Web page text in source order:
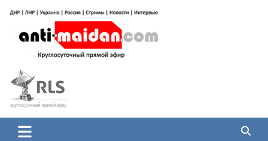
содержимому
Антимайдан: Гражданская война
на Украине
гражданской войне на Украине, включая события в Новороссии, ДНР,
ЛНР и других регионах.